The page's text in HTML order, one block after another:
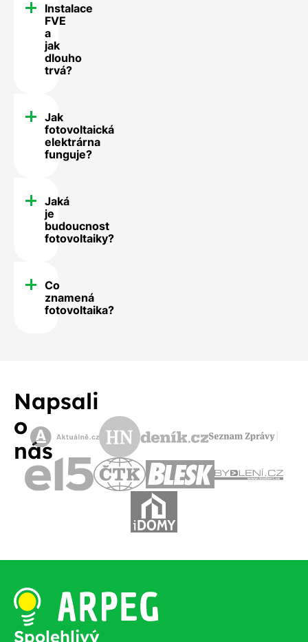
Instalace
FVE
a
jak
dlouho
trvá?
Jak
fotovoltaická
elektrárna
funguje?
Jaká
je
budoucnost
fotovoltaiky?
Co
znamená
fotovoltaika?
Napsali
o
nás
Spolehlivý